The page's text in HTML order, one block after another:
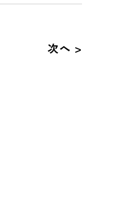
次へ >